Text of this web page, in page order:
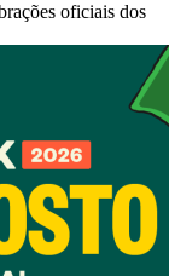
oficiais dos